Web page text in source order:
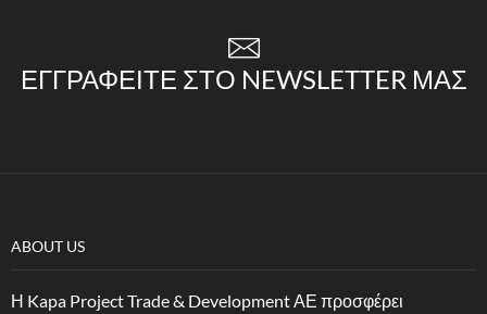
ΕΓΓΡΑΦΕΊΤΕ ΣΤΟ NEWSLETTER ΜΑΣ
ABOUT US
Η Kapa Project Trade & Development ΑΕ προσφέρει